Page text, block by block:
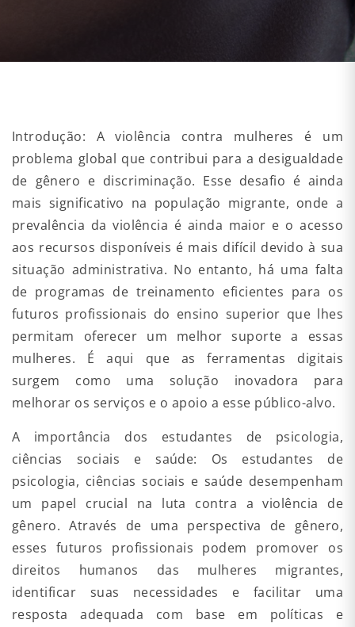
Introdução: A violência contra mulheres é um
problema global que contribui para a desigualdade
de gênero e discriminação. Esse desafio é ainda
mais significativo na população migrante, onde a
prevalência da violência é ainda maior e o acesso
aos recursos disponíveis é mais difícil devido à sua
situação administrativa. No entanto, há uma falta
de programas de treinamento eficientes para os
futuros profissionais do ensino superior que lhes
permitam oferecer um melhor suporte a essas
mulheres. É aqui que as ferramentas digitais
surgem como uma solução inovadora para
melhorar os serviços e o apoio a esse público-alvo.
A importância dos estudantes de psicologia,
ciências sociais e saúde: Os estudantes de
psicologia, ciências sociais e saúde desempenham
um papel crucial na luta contra a violência de
gênero. Através de uma perspectiva de gênero,
esses futuros profissionais podem promover os
direitos humanos das mulheres migrantes,
identificar suas necessidades e facilitar uma
resposta adequada com base em políticas e